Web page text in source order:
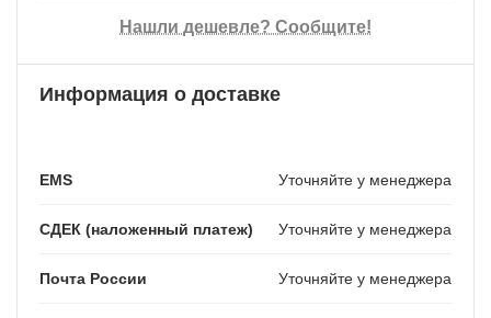
Нашли дешевле? Сообщите!
Информация о доставке
EMS Уточняйте у менеджера
СДЕК (наложенный платеж) Уточняйте у менеджера
Почта России Уточняйте у менеджера